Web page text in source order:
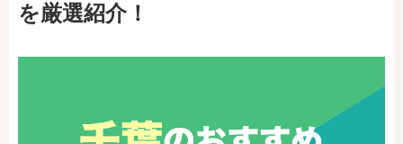
を厳選紹介！